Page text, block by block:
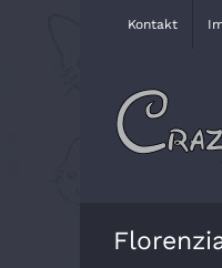
Kontakt